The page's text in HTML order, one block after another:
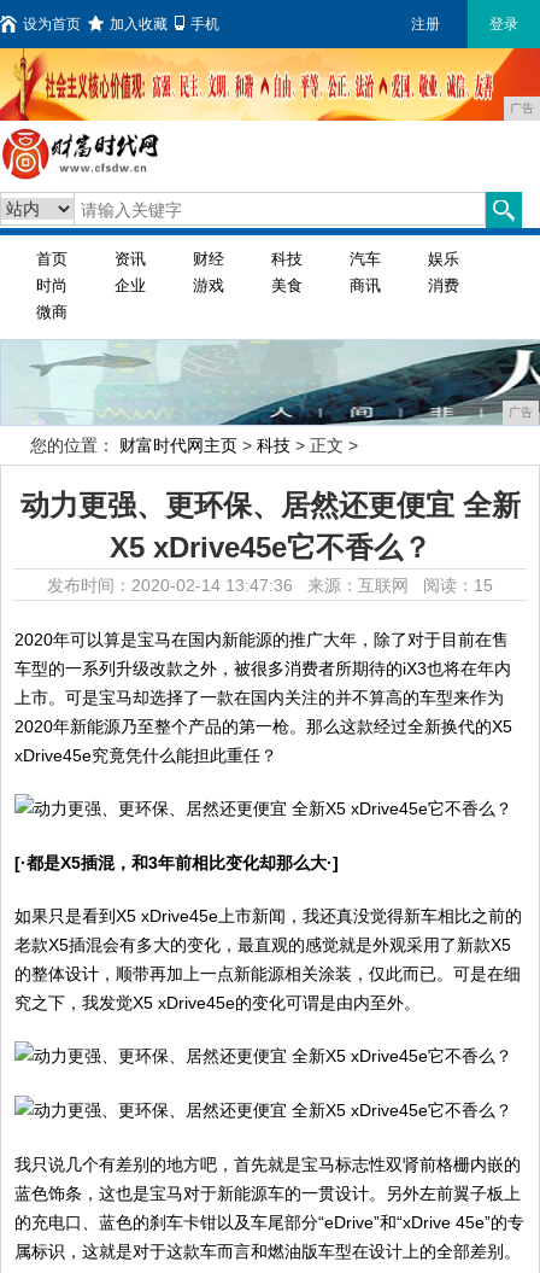
设为首页 加入收藏 手机 注册 登录
广告
首页 资讯 财经 科技 汽车
娱乐
时尚
企业 游戏 美食 商讯
消费
微商
广告
您的位置： 财富时代网主页 > 科技 > 正文 >
动力更强、更环保、居然还更便宜 全新
X5 xDrive45e它不香么？
发布时间：2020-02-14 13:47:36 来源：互联网 阅读：15
2020年可以算是宝马在国内新能源的推广大年，除了对于目前在售
车型的一系列升级改款之外，被很多消费者所期待的iX3也将在年内
上市。可是宝马却选择了一款在国内关注的并不算高的车型来作为
2020年新能源乃至整个产品的第一枪。那么这款经过全新换代的X5
xDrive45e究竟凭什么能担此重任？
[·都是X5插混，和3年前相比变化却那么大·]
如果只是看到X5 xDrive45e上市新闻，我还真没觉得新车相比之前的
老款X5插混会有多大的变化，最直观的感觉就是外观采用了新款X5
的整体设计，顺带再加上一点新能源相关涂装，仅此而已。可是在细
究之下，我发觉X5 xDrive45e的变化可谓是由内至外。
我只说几个有差别的地方吧，首先就是宝马标志性双肾前格栅内嵌的
蓝色饰条，这也是宝马对于新能源车的一贯设计。另外左前翼子板上
的充电口、蓝色的刹车卡钳以及车尾部分“eDrive”和“xDrive 45e”的专
属标识，这就是对于这款车而言和燃油版车型在设计上的全部差别。